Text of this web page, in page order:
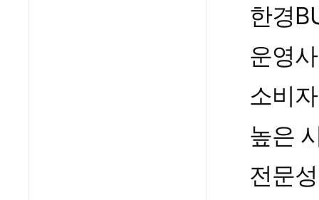
한경
운영
소비
높은
전문